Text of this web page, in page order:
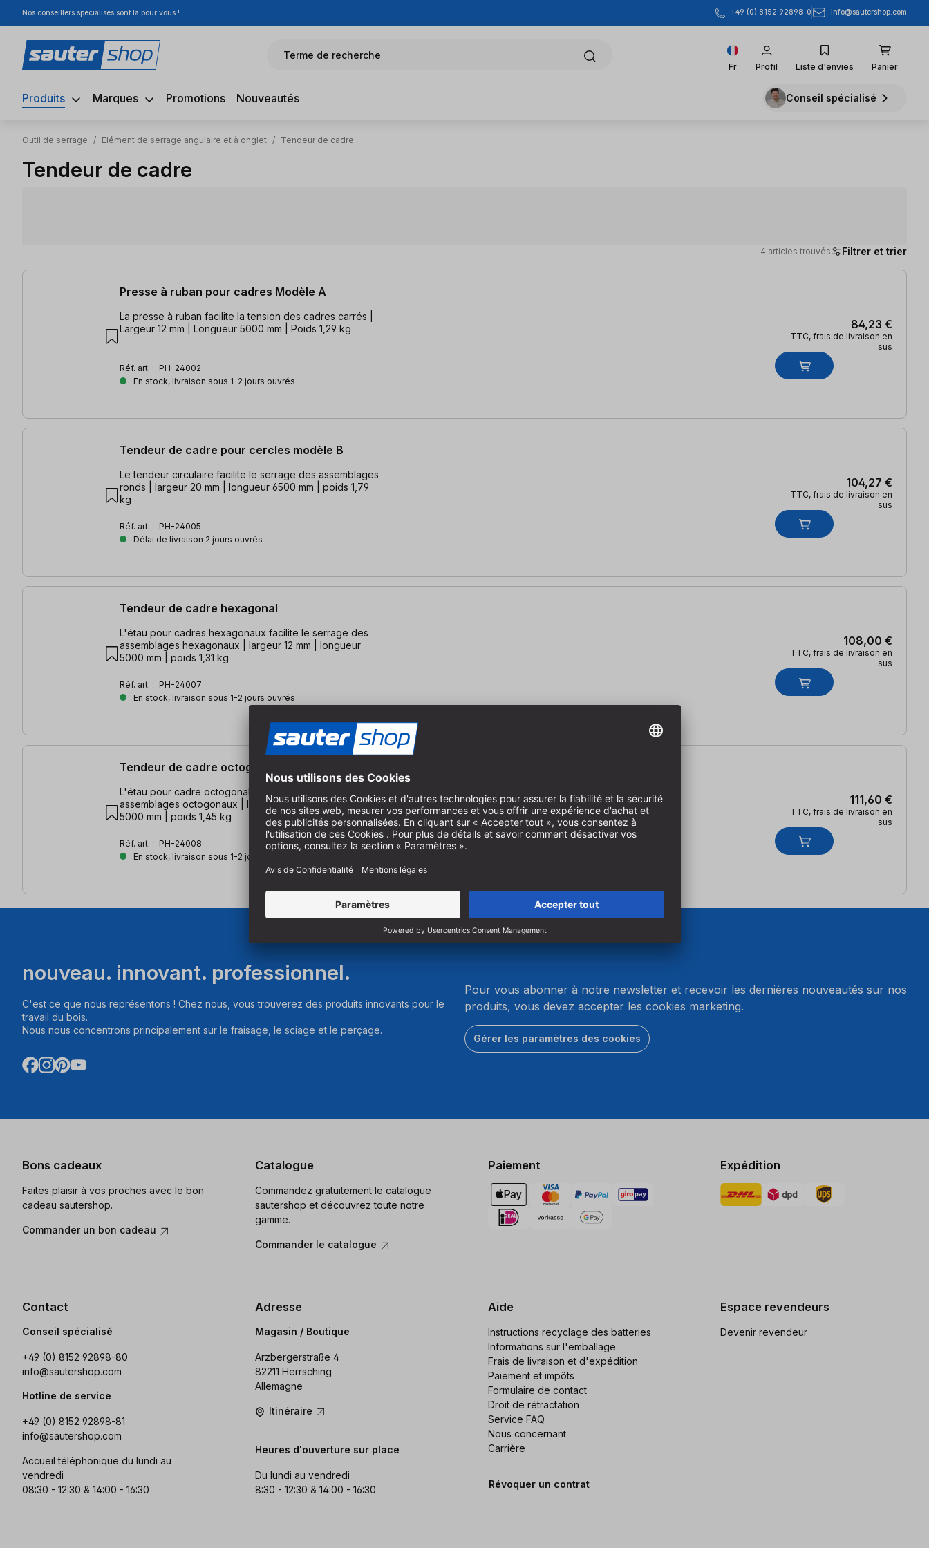
au contenu principal
Passer à la recherche
Passer à la navigation principale
Nos conseillers spécialisés sont là pour vous ! +49 (0) 8152 92898-0 info@sautershop.com
Terme de recherche
Fr Profil Liste d'envies Panier
Produits Marques Promotions Nouveautés Conseil spécialisé
Outil de serrage / Elément de serrage angulaire et à onglet / Tendeur de cadre
Tendeur de cadre
4 articles trouvés Filtrer et trier
4 articles trouvés
Presse à ruban pour cadres Modèle A
La presse à ruban facilite la tension des cadres carrés |
Largeur 12 mm | Longueur 5000 mm | Poids 1,29 kg
Réf. art. : PH-24002
En stock, livraison sous 1-2 jours ouvrés
84,23 €
TTC, frais de livraison en
sus
Tendeur de cadre pour cercles modèle B
Le tendeur circulaire facilite le serrage des assemblages
ronds | largeur 20 mm | longueur 6500 mm | poids 1,79
kg
Réf. art. : PH-24005
Délai de livraison 2 jours ouvrés
104,27 €
TTC, frais de livraison en
sus
Tendeur de cadre hexagonal
L'étau pour cadres hexagonaux facilite le serrage des
assemblages hexagonaux | largeur 12 mm | longueur
5000 mm | poids 1,31 kg
Réf. art. : PH-24007
En stock, livraison sous 1-2 jours ouvrés
108,00 €
TTC, frais de livraison en
sus
Tendeur de cadre octogonal
L'étau pour cadre octogonal facilite le serrage des
assemblages octogonaux | largeur 12 mm | longueur
5000 mm | poids 1,45 kg
Réf. art. : PH-24008
En stock, livraison sous 1-2 jours ouvrés
111,60 €
TTC, frais de livraison en
sus
nouveau. innovant. professionnel.
C'est ce que nous représentons ! Chez nous, vous trouverez des produits innovants pour le
travail du bois.
Nous nous concentrons principalement sur le fraisage, le sciage et le perçage.
Pour vous abonner à notre newsletter et recevoir les dernières nouveautés sur nos
produits, vous devez accepter les cookies marketing.
Gérer les paramètres des cookies
Bons cadeaux
Faites plaisir à vos proches avec le bon
cadeau sautershop.
Commander un bon cadeau
Catalogue
Commandez gratuitement le catalogue
sautershop et découvrez toute notre
gamme.
Commander le catalogue
Paiement Expédition
Contact
Conseil spécialisé
+49 (0) 8152 92898-80
info@sautershop.com
Hotline de service
+49 (0) 8152 92898-81
info@sautershop.com
Accueil téléphonique du lundi au
vendredi
08:30 - 12:30 & 14:00 - 16:30
Adresse
Magasin / Boutique
Arzbergerstraße 4
82211 Herrsching
Allemagne
Itinéraire
Heures d'ouverture sur place
Du lundi au vendredi
8:30 - 12:30 & 14:00 - 16:30
Aide
Instructions recyclage des batteries
Informations sur l'emballage
Frais de livraison et d'expédition
Paiement et impôts
Formulaire de contact
Droit de rétractation
Service FAQ
Nous concernant
Carrière
Révoquer un contrat
Espace revendeurs
Devenir revendeur